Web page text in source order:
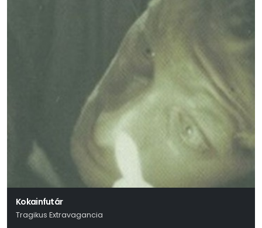
Kokainfutár
Tragikus Extravagancia